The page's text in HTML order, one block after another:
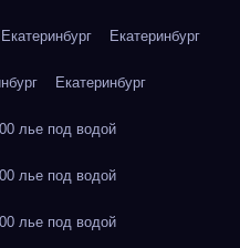
Екатеринбург Екатеринбург
Екатеринбург
лье под водой
лье под водой
лье под водой